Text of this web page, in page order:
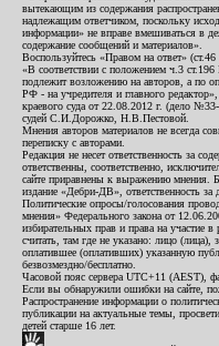
вытекающим из содержания
надлежащим ответчиком, поскольку
информации» не вправе вмешиваться в
содержание сообщений и материалов».
Воспользуйтесь «Правом на ответ»
«В соответствии с положением ч.3
подлежит возложению на авторов, а по
РФ - на учредителя и главного
краевого суда от 22.08.2012 г. (дело
судей С.И.Дорожко, Н.В.Пестовой.
Мнения авторов материалов не всегда
переписку с авторами.
Редакция не несет ответственность за
ответственны, соответственно,
сайте приравнены к выражению мнения.
издание «Дебри-ДВ», ответственность за
Политические опросы/голосования
мнения» Федерального закона от
избирательных прав и права на участие
считать, там где не указано: лицо (лица),
оплатившее (оплативших) указанную
безвозмездно/бесплатно.
Часовой пояс сервера UTC+11 (AEST),
Если вы обнаружили ошибки на сайте,
Распространение информации о
публикации на актуальные темы,
детей старше 16 лет.